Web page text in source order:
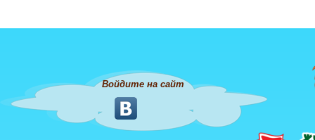
Войдите на сайт